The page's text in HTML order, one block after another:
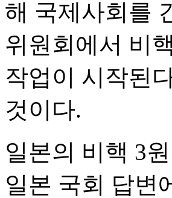
해 국제사회를
위원회에서 비
작업이 시작된
것이다.
일본의 비핵 3
일본 국회 답변